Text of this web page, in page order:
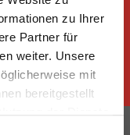
zu Ihrer
Partner für
weiter. Unsere
mit
bereitgestellt